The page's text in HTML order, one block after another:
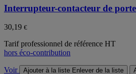
Interrupteur-contacteur de
30,19 €
Tarif professionnel de référence HT
hors éco-contribution
Voir Ajouter à la liste Enlever de la liste